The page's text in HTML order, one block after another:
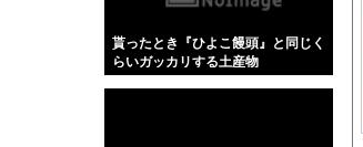
貰ったとき『ひよこ饅頭』と同じく
らいガッカリする土産物